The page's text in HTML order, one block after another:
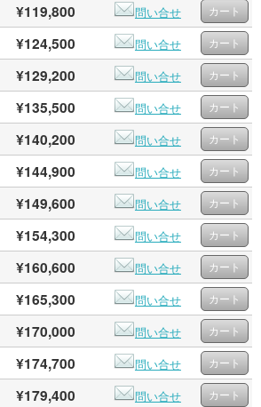
¥119,800
問い合せ
¥124,500
問い合せ
¥129,200
問い合せ
¥135,500
問い合せ
¥140,200
問い合せ
¥144,900
問い合せ
¥149,600
問い合せ
¥154,300
問い合せ
¥160,600
問い合せ
¥165,300
問い合せ
¥170,000
問い合せ
¥174,700
問い合せ
¥179,400 問い合せ